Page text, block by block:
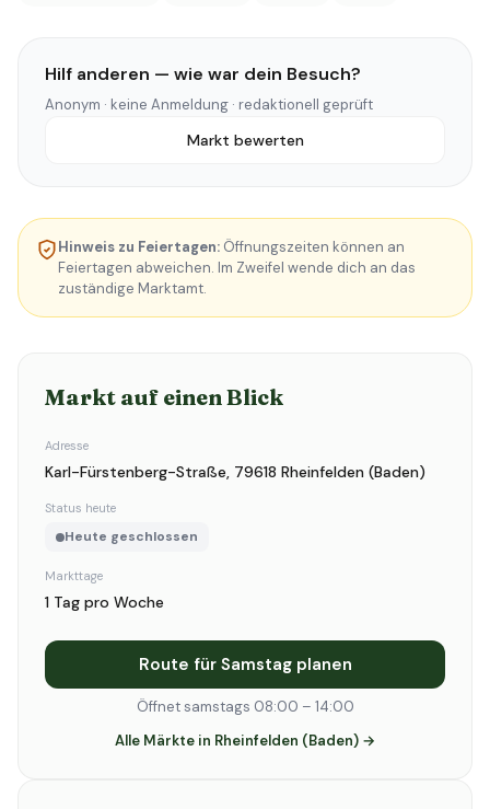
Hilf anderen — wie war dein Besuch?
Anonym · keine Anmeldung · redaktionell geprüft
Markt bewerten
Hinweis zu Feiertagen: Öffnungszeiten können an
Feiertagen abweichen. Im Zweifel wende dich an das
zuständige Marktamt.
Markt auf einen Blick
Adresse
Karl-Fürstenberg-Straße, 79618 Rheinfelden (Baden)
Status heute
Heute geschlossen
Markttage
1 Tag pro Woche
Route für Samstag planen
Öffnet samstags 08:00 – 14:00
Alle Märkte in Rheinfelden (Baden) →